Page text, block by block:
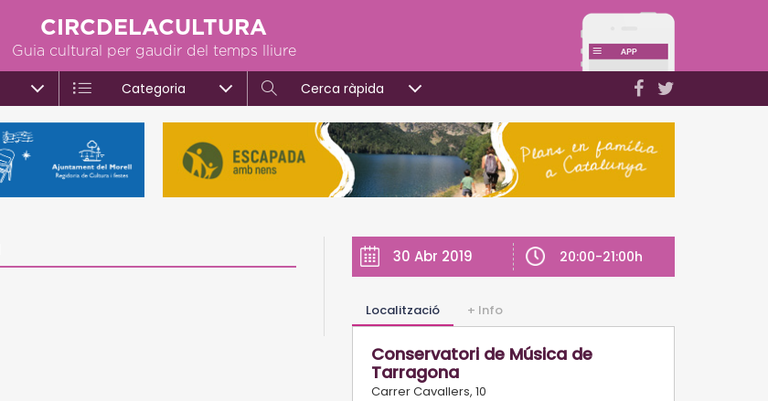
CIRCDELACULTURA
Guia cultural per gaudir del temps lliure
Categoria Cerca ràpida
30 Abr 2019 20:00-21:00h
Localització + Info
Conservatori de Música de
Tarragona
Carrer Cavallers, 10